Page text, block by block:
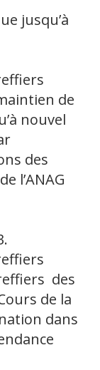
jusqu’à
de
nouvel
des
l’ANAG
des
de la
dans